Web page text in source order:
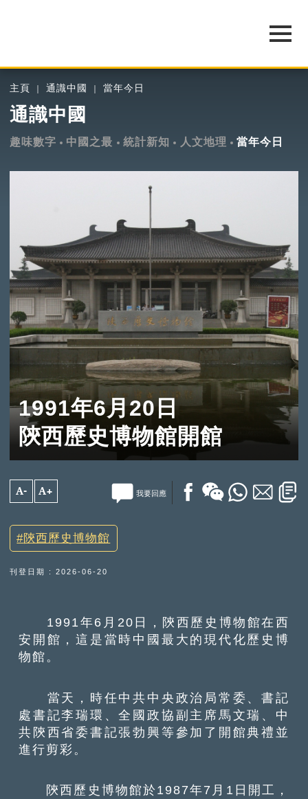
主頁 通識中國 當年今日
通識中國
趣味數字 中國之最 統計新知 人文地理 當年今日
1991年6月20日
陝西歷史博物館開館
A- A+ 我要回應
陝西歷史博物館
刊登日期 : 2026-06-20
1991年6月20日，陝西歷史博物館在西
安開館，這是當時中國最大的現代化歷史博
物館。
當天，時任中共中央政治局常委、書記
處書記李瑞環、全國政協副主席馬文瑞、中
共陝西省委書記張勃興等參加了開館典禮並
進行剪彩。
陝西歷史博物館於1987年7月1日開工，